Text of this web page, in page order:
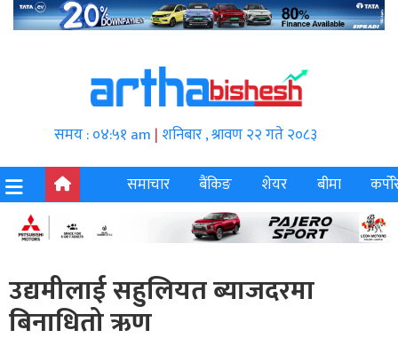
समय : ०४:५१ am | शनिबार , श्रावण २२ गते २०८३
समाचार
बैंकिङ शेयर बीमा
उद्यमीलाई सहुलियत ब्याजदरमा
बिनाधितो ऋण